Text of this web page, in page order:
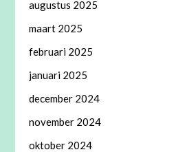
augustus 2025
maart 2025
februari 2025
januari 2025
december 2024
november 2024
oktober 2024